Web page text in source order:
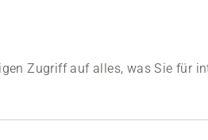
Zugriff auf alles, was Sie für